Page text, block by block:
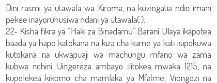
Dini rasmi ya utawala wa Kiroma, na kuzingatia ndio imani
pekee inayoruhusiwa ndani ya utawala( ).
22- Kisha fikra ya “Haki za Binadamu” Barani Ulaya ikapotea
baada ya hapo katokana na kiza cha karne ya kati isipokuwa
kutokana na ukwapuaji wa machungu mfano wa zama
kubwa nchini Uingereza ambayo ilitokea mwaka 1215, na
kupelekea kikomo cha mamlaka ya Mfalme, Viongozi na